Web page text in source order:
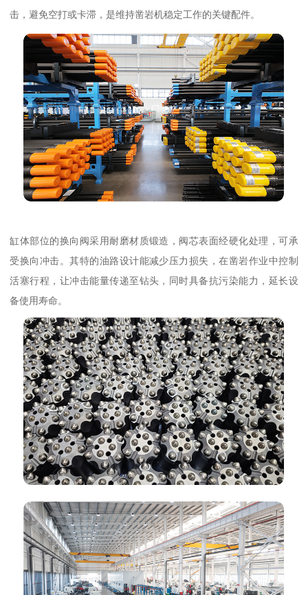
击，避免空打或卡滞，是维持凿岩机稳定工作的关键配件。
缸体部位的换向阀采用耐磨材质锻造，阀芯表面经硬化处理，可承
受换向冲击。其特的油路设计能减少压力损失，在凿岩作业中控制
活塞行程，让冲击能量传递至钻头，同时具备抗污染能力，延长设
备使用寿命。